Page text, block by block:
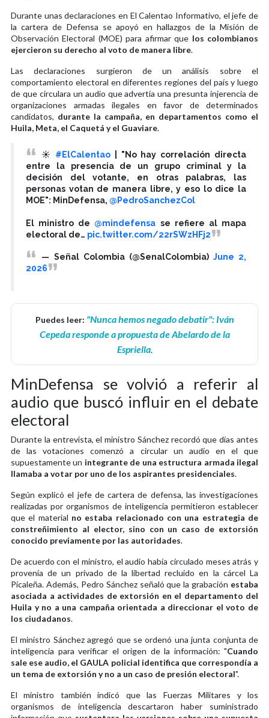
Durante unas declaraciones en El Calentao Informativo, el jefe de
la cartera de Defensa se apoyó en hallazgos de la Misión de
Observación Electoral (MOE) para afirmar que los colombianos
ejercieron su derecho al voto de manera libre.
Las declaraciones surgieron de un análisis sobre el
comportamiento electoral en diferentes regiones del país y luego
de que circulara un audio que advertía una presunta injerencia de
organizaciones armadas ilegales en favor de determinados
candidatos, durante la campaña, en departamentos como el
Huila, Meta, el Caquetá y el Guaviare.
☀️ #ElCalentao | "No hay correlación directa
entre la presencia de un grupo criminal y la
decisión del votante, en otras palabras, las
personas votan de manera libre, y eso lo dice la
MOE": MinDefensa, @PedroSanchezCol
El ministro de @mindefensa se refiere al mapa
electoral de… pic.twitter.com/22rSWzHFj2
— Señal Colombia (@SenalColombia) June 2,
2026
Puedes leer: "Nunca hemos negado debatir": Iván
Cepeda responde a propuesta de Abelardo de la
Espriella.
MinDefensa se volvió a referir al
audio que buscó influir en el debate
electoral
Durante la entrevista, el ministro Sánchez recordó que días antes
de las votaciones comenzó a circular un audio en el que
supuestamente un integrante de una estructura armada ilegal
llamaba a votar por uno de los aspirantes presidenciales.
Según explicó el jefe de cartera de defensa, las investigaciones
realizadas por organismos de inteligencia permitieron establecer
que el material no estaba relacionado con una estrategia de
constreñimiento al elector, sino con un caso de extorsión
conocido previamente por las autoridades.
De acuerdo con el ministro, el audio había circulado meses atrás y
provenía de un privado de la libertad recluido en la cárcel La
Picaleña. Además, Pedro Sánchez señaló que la grabación estaba
asociada a actividades de extorsión en el departamento del
Huila y no a una campaña orientada a direccionar el voto de
los ciudadanos.
El ministro Sánchez agregó que se ordenó una junta conjunta de
inteligencia para verificar el origen de la información: "Cuando
sale ese audio, el GAULA policial identifica que correspondía a
un tema de extorsión y no a un caso de presión electoral".
El ministro también indicó que las Fuerzas Militares y los
organismos de inteligencia descartaron haber suministrado